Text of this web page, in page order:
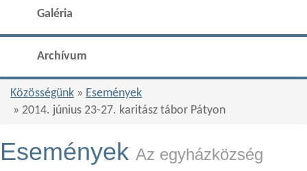
Galéria
Archívum
Közösségünk » Események
» 2014. június 23-27. karitász tábor Pátyon
Események Az egyházközség